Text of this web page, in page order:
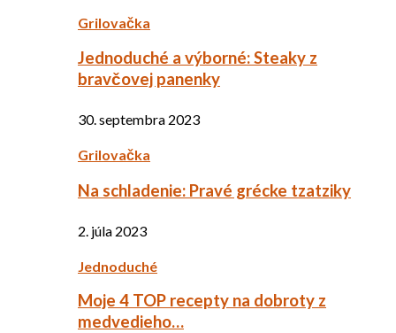
Grilovačka
Jednoduché a výborné: Steaky z
bravčovej panenky
30. septembra 2023
Grilovačka
Na schladenie: Pravé grécke tzatziky
2. júla 2023
Jednoduché
Moje 4 TOP recepty na dobroty z
medvedieho…